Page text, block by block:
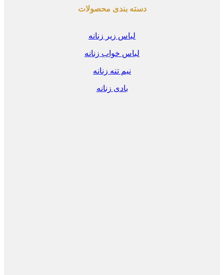
دسته بندی محصولات
لباس زیر زنانه
لباس خواب زنانه
نیم تنه زنانه
بادی زنانه